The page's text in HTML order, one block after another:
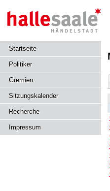
Startseite
Politiker
Gremien
Sitzungskalender
Recherche
Impressum